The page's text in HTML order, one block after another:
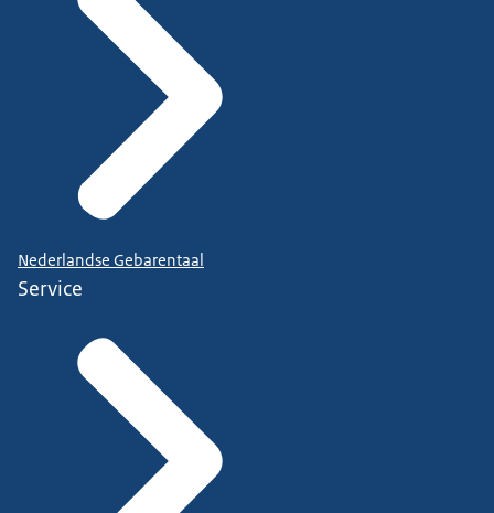
Nederlandse Gebarentaal
Service